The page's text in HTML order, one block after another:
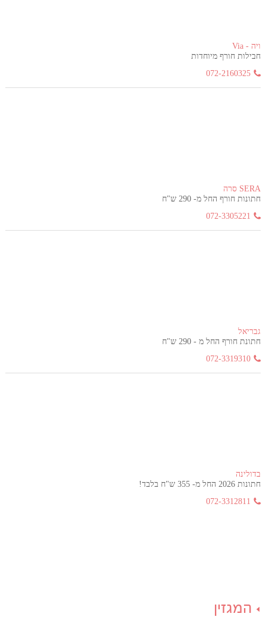
ויה - Via
חבילות חורף מיוחדות
072-2160325
SERA סרה
חתונות חורף החל מ- 290 ש"ח
072-3305221
גבריאל
חתונת חורף החל מ - 290 ש"ח
072-3319310
בדולינה
חתונות 2026 החל מ- 355 ש"ח בלבד!
072-3312811
המגזין